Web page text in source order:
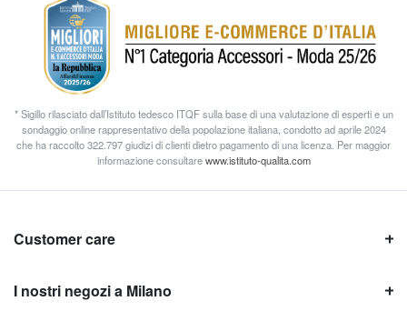
* Sigillo rilasciato dall’Istituto tedesco ITQF sulla base di una valutazione di esperti e un
sondaggio online rappresentativo della popolazione italiana, condotto ad aprile 2024
che ha raccolto 322.797 giudizi di clienti dietro pagamento di una licenza. Per maggior
informazione consultarewww.istituto-qualita.com
Customer care
I nostri negozi a Milano